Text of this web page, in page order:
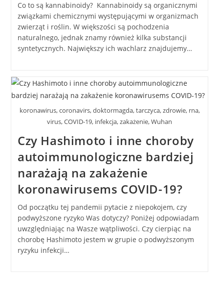
Co to są kannabinoidy? Kannabinoidy są organicznymi
związkami chemicznymi występującymi w organizmach
zwierząt i roślin. W większości są pochodzenia
naturalnego, jednak znamy również kilka substancji
syntetycznych. Największy ich wachlarz znajdujemy…
koronawirus, coronavirs, doktormagda, tarczyca, zdrowie, rna,
virus, COVID-19, infekcja, zakażenie, Wuhan
Czy Hashimoto i inne choroby
autoimmunologiczne bardziej
narażają na zakażenie
koronawirusems COVID-19?
Od początku tej pandemii pytacie z niepokojem, czy
podwyższone ryzyko Was dotyczy? Poniżej odpowiadam
uwzględniając na Wasze wątpliwości. Czy cierpiąc na
chorobę Hashimoto jestem w grupie o podwyższonym
ryzyku infekcji…